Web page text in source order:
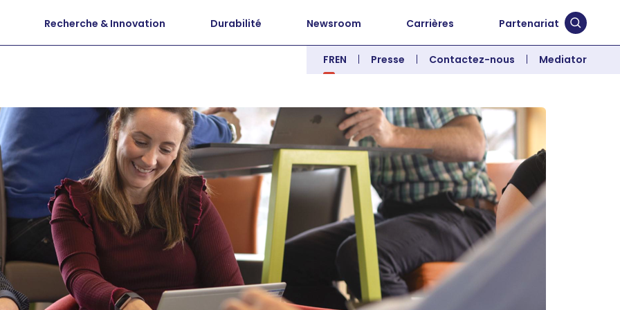
Recherche & Innovation Durabilité Newsroom Carrières Partenariat
FREN Presse Contactez-nous Mediator